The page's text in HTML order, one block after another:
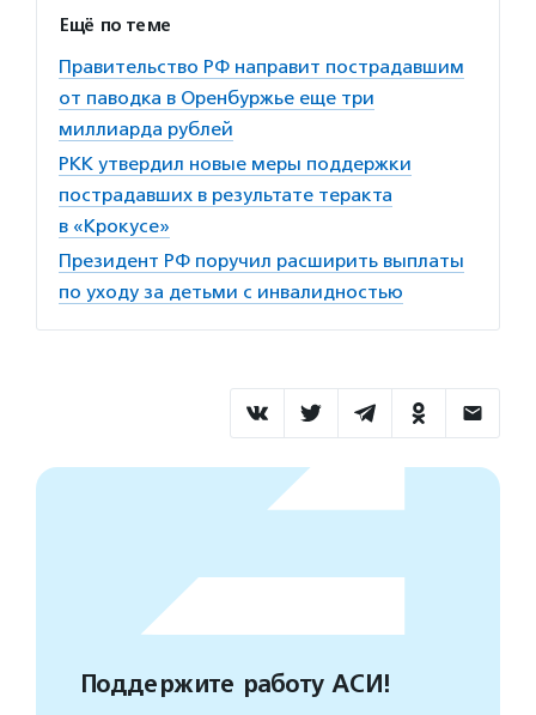
Ещё по теме
Правительство РФ направит пострадавшим
от паводка в Оренбуржье еще три
миллиарда рублей
РКК утвердил новые меры поддержки
пострадавших в результате теракта
в «Крокусе»
Президент РФ поручил расширить выплаты
по уходу за детьми с инвалидностью
Поддержите работу АСИ!